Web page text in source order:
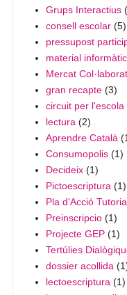
Grups Interactius
consell escolar (5)
pressupost
material informàtic
Mercat
gran recapte (3)
circuit per l'escola
lectura (2)
Aprendre Català
Consumopolis (1)
Decideix (1)
Pictoescriptura (1)
Pla d'Acció
Preinscripcio (1)
Projecte GEP (1)
Tertúlies
dossier acollida
lectoescriptura (1)